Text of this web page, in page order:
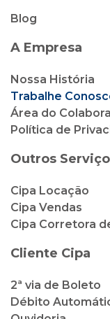
Blog
A Empresa
Nossa História
Trabalhe
Área do
Política de
Outros
Cipa Locação
Cipa Vendas
Cipa Corretora
Cliente Cipa
2ª via de Boleto
Débito